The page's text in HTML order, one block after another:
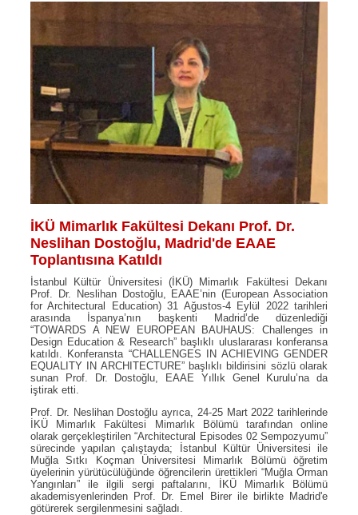
İKÜ Mimarlık Fakültesi Dekanı Prof. Dr.
Neslihan Dostoğlu, Madrid'de EAAE
Toplantısına Katıldı
İstanbul Kültür Üniversitesi (İKÜ) Mimarlık Fakültesi Dekanı
Prof. Dr. Neslihan Dostoğlu, EAAE’nin (European Association
for Architectural Education) 31 Ağustos-4 Eylül 2022 tarihleri
arasında İspanya’nın başkenti Madrid’de düzenlediği
“TOWARDS A NEW EUROPEAN BAUHAUS: Challenges in
Design Education & Research” başlıklı uluslararası konferansa
katıldı. Konferansta “CHALLENGES IN ACHIEVING GENDER
EQUALITY IN ARCHITECTURE” başlıklı bildirisini sözlü olarak
sunan Prof. Dr. Dostoğlu, EAAE Yıllık Genel Kurulu’na da
iştirak etti.
Prof. Dr. Neslihan Dostoğlu ayrıca, 24-25 Mart 2022 tarihlerinde
İKÜ Mimarlık Fakültesi Mimarlık Bölümü tarafından online
olarak gerçekleştirilen “Architectural Episodes 02 Sempozyumu”
sürecinde yapılan çalıştayda; İstanbul Kültür Üniversitesi ile
Muğla Sıtkı Koçman Üniversitesi Mimarlık Bölümü öğretim
üyelerinin yürütücülüğünde öğrencilerin ürettikleri “Muğla Orman
Yangınları” ile ilgili sergi paftalarını, İKÜ Mimarlık Bölümü
akademisyenlerinden Prof. Dr. Emel Birer ile birlikte Madrid'e
götürerek sergilenmesini sağladı.